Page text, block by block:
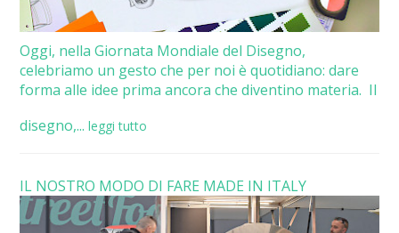
Oggi, nella Giornata Mondiale del Disegno,
celebriamo un gesto che per noi è quotidiano: dare
forma alle idee prima ancora che diventino materia. Il
disegno,... leggi tutto
IL NOSTRO MODO DI FARE MADE IN ITALY